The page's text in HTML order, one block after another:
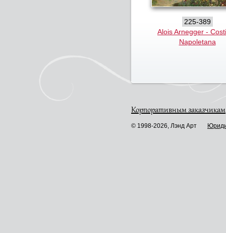
225-389
Alois Arnegger -
Napoletana
Корпоративным заказчикам
© 1998-2026, Лэнд Арт